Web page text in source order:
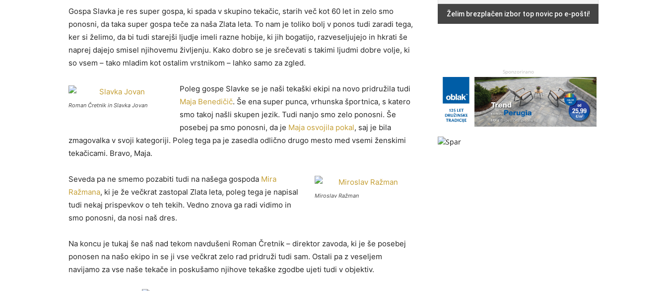
Gospa Slavka je res super gospa, ki spada v skupino tekačic, starih več kot 60 let in zelo smo
ponosni, da taka super gospa teče za naša Zlata leta. To nam je toliko bolj v ponos tudi zaradi tega,
ker si želimo, da bi tudi starejši ljudje imeli razne hobije, ki jih bogatijo, razveseljujejo in hkrati še
naprej dajejo smisel njihovemu življenju. Kako dobro se je srečevati s takimi ljudmi dobre volje, ki
so vsem – tako mladim kot ostalim vrstnikom – lahko samo za zgled.
Roman Čretnik in Slavka Jovan
Poleg gospe Slavke se je naši tekaški ekipi na novo pridružila tudi
Maja Benedičič. Še ena super punca, vrhunska športnica, s katero
smo takoj našli skupen jezik. Tudi nanjo smo zelo ponosni. Še
posebej pa smo ponosni, da je Maja osvojila pokal, saj je bila
zmagovalka v svoji kategoriji. Poleg tega pa je zasedla odlično drugo mesto med vsemi ženskimi
tekačicami. Bravo, Maja.
Miroslav Ražman
Seveda pa ne smemo pozabiti tudi na našega gospoda Mira
Ražmana, ki je že večkrat zastopal Zlata leta, poleg tega je napisal
tudi nekaj prispevkov o teh tekih. Vedno znova ga radi vidimo in
smo ponosni, da nosi naš dres.
Na koncu je tukaj še naš nad tekom navdušeni Roman Čretnik – direktor zavoda, ki je še posebej
ponosen na našo ekipo in se ji vse večkrat zelo rad pridruži tudi sam. Ostali pa z veseljem
navijamo za vse naše tekače in poskušamo njihove tekaške zgodbe ujeti tudi v objektiv.
Sponzorirano